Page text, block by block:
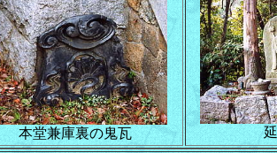
兼庫裏の鬼瓦 延命